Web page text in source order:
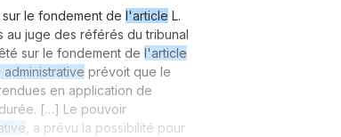
le fondement de l'article L.
juge des référés du tribunal
sur le fondement de l'article
prévoit que le
en application de
[…] Le pouvoir
, a prévu la possibilité pour